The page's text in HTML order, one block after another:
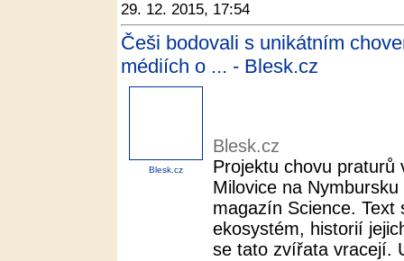
29. 12. 2015, 17:54
Češi bodovali s unikátním
médiích o ... - Blesk.cz
Blesk.cz
Blesk.cz
Projektu chovu praturů
Milovice na
magazín Science.
ekosystém, historií
se tato zvířata vracejí.